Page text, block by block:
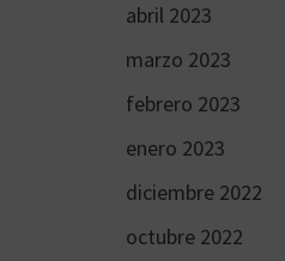
abril 2023
marzo 2023
febrero 2023
enero 2023
diciembre 2022
octubre 2022